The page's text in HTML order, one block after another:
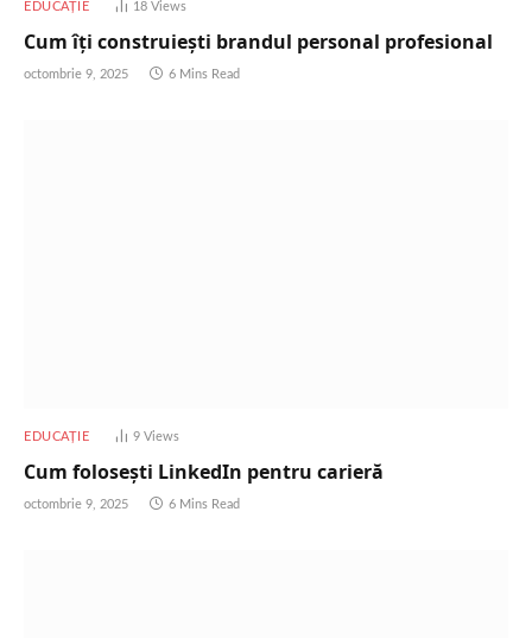
EDUCAȚIE 18Views
Cum îți construiești brandul personal profesional
octombrie 9, 2025 6 Mins Read
EDUCAȚIE 9Views
Cum folosești LinkedIn pentru carieră
octombrie 9, 2025 6 Mins Read